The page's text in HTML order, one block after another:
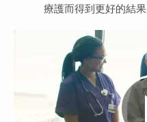
療護而得到更好的結果